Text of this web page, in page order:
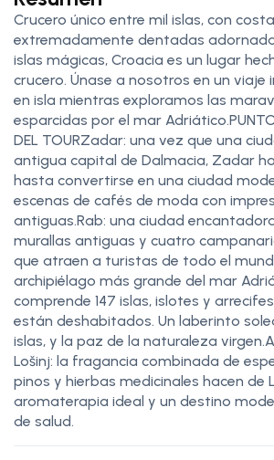
Crucero único entre mil islas, con
extremadamente dentadas
islas mágicas, Croacia es un lugar
crucero. Únase a nosotros en un viaje
en isla mientras exploramos las
esparcidas por el mar
DEL TOURZadar: una vez que una
antigua capital de Dalmacia, Zadar
hasta convertirse en una ciudad
escenas de cafés de moda con
antiguas.Rab: una ciudad
murallas antiguas y cuatro
que atraen a turistas de todo el
archipiélago más grande del mar
comprende 147 islas, islotes y
están deshabitados. Un laberinto
islas, y la paz de la naturaleza
Lošinj: la fragancia combinada de
pinos y hierbas medicinales hacen de
aromaterapia ideal y un destino
de salud.